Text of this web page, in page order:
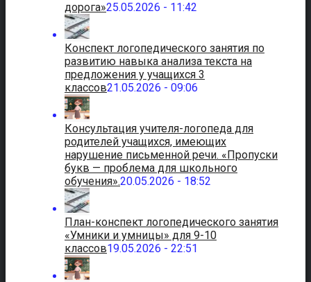
дорога»25.05.2026 - 11:42
Конспект логопедического занятия по
развитию навыка анализа текста на
предложения у учащихся 3
классов21.05.2026 - 09:06
Консультация учителя-логопеда для
родителей учащихся, имеющих
нарушение письменной речи. «Пропуски
букв — проблема для школьного
обучения».20.05.2026 - 18:52
План-конспект логопедического занятия
«Умники и умницы» для 9-10
классов19.05.2026 - 22:51